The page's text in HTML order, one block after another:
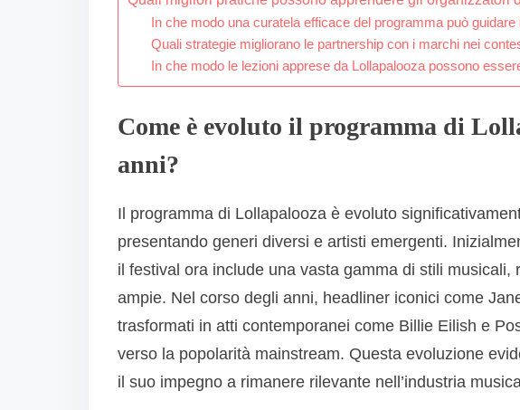
In che modo una curatela efficace del programma può
Quali strategie migliorano le partnership con i marchi nei
In che modo le lezioni apprese da Lollapalooza possono
Come è evoluto il programma di
anni?
Il programma di Lollapalooza è evoluto
presentando generi diversi e artisti emergenti.
il festival ora include una vasta gamma di stili musicali,
ampie. Nel corso degli anni, headliner iconici come
trasformati in atti contemporanei come Billie Eilish e
verso la popolarità mainstream. Questa evoluzione
il suo impegno a rimanere rilevante nell’industria